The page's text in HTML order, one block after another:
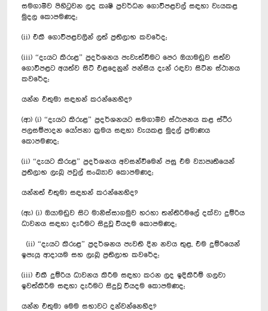
සමගාමීව පිහිටුවන ලද කෘෂි ප්‍රවර්ධන ගොවිපළවල් සඳහා වැයකළ
මුදල කොපමණද;
(ii) එකී ගොවිපළවලින් ලත් ප්‍රතිලාභ කවරේද;
(iii) “දැයට කිරුළ” ප්‍රදර්ශනය පැවැත්වීමට පෙර ඔයාමඩුව සත්ව
ගොවිපළට අයත්ව සිටි එළදෙනුන් පන්සිය දැන් රඳවා සිටින ස්ථානය
කවරේද;
යන්න එතුමා සඳහන් කරන්නෙහිද?
(ආ) (i) “දැයට කිරුළ” ප්‍රදර්ශනයට සමගාමීව ස්ථාපනය කළ ස්ථිර
ජලසම්පාදන යෝජනා ක්‍රමය සඳහා වැයකළ මුදල් ප්‍රමාණය
කොපමණද;
(ii) “දැයට කිරුළ” ප්‍රදර්ශනය අවසන්වීමෙන් පසු එම ව්‍යාපෘතියෙන්
ප්‍රතිලාභ ලැබූ පවුල් සංඛ්‍යාව කොපමණද;
යන්නත් එතුමා සඳහන් කරන්නෙහිද?
(ඇ) (i) ඔයාමඩුව සිට මානිස්සාගමුව හරහා තන්තිරිමලේ දක්වා දුම්රිය
ධාවනය සඳහා දැරීමට සිදුවූ වියදම කොපමණද;
(ii) “දැයට කිරුළ” ප්‍රදර්ශනය පැවති දින නවය තුළ, එම දුම්රියෙන්
ඉපැයූ ආදායම සහ ලැබූ ප්‍රතිලාභ කවරේද;
(iii) එකී දුම්රිය ධාවනය කිරීම සඳහා කරන ලද ඉදිකිරීම් ගලවා
ඉවත්කිරීම සඳහා දැරීමට සිදුවූ වියදම කොපමණද;
යන්න එතුමා මෙම සභාවට දන්වන්නෙහිද?